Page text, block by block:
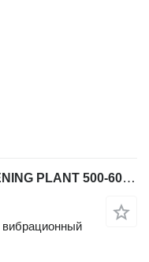
Fabo FTS 15-60 MOBILE SCREENING PLANT 500-600 TPH AVAILABLE IN STOCK
вибрационный